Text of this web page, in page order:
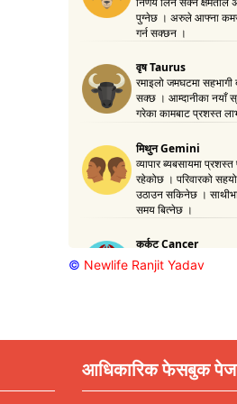
© Newlife Ranjit Yadav
आधिकारिक फेसबुक पेज